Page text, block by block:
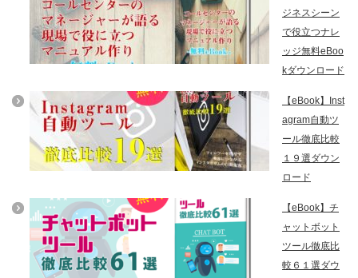
ジネスシーン
で役立つナレ
ッジ無料eBoo
kダウンロード
【eBook】Inst
agram自動ツ
ール徹底比較
１９選ダウン
ロード
【eBook】チ
ャットボット
ツール徹底比
較６１選ダウ